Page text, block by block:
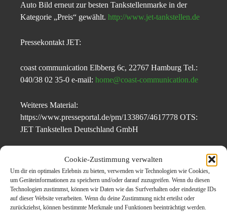
Cookie-Zustimmung verwalten
Um dir ein optimales Erlebnis zu bieten, verwenden wir Technologien wie Cookies,
um Geräteinformationen zu speichern und/oder darauf zuzugreifen. Wenn du diesen
Technologien zustimmst, können wir Daten wie das Surfverhalten oder eindeutige IDs
auf dieser Website verarbeiten. Wenn du deine Zustimmung nicht erteilst oder
zurückziehst, können bestimmte Merkmale und Funktionen beeinträchtigt werden.
Auto Bild erneut zur besten Tankstellenmarke in der
Kategorie „Preis“ gewählt. http://www.jet-tankstellen.de
Pressekontakt JET:
coast communication Elbberg 6c, 22767 Hamburg Tel.:
040/38 02 35-0 e-mail: home@coast-communication.de
Weiteres Material:
https://www.presseportal.de/pm/133867/4617778 OTS:
JET Tankstellen Deutschland GmbH
GmbH, übermittelt durch news aktuell
Themen zum Beitrag